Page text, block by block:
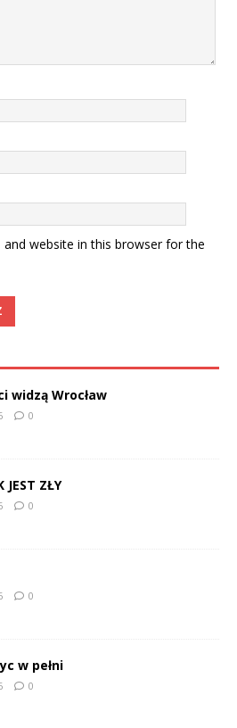
and website in this browser for the
widzą Wrocław
0
JEST ZŁY
0
0
w pełni
0